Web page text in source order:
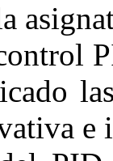
e